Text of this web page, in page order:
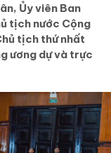
Ủy viên Ban
tịch nước Cộng
tịch thứ nhất
ương dự và trực